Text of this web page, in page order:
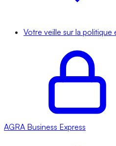
Votre veille sur la
AGRA Business Express